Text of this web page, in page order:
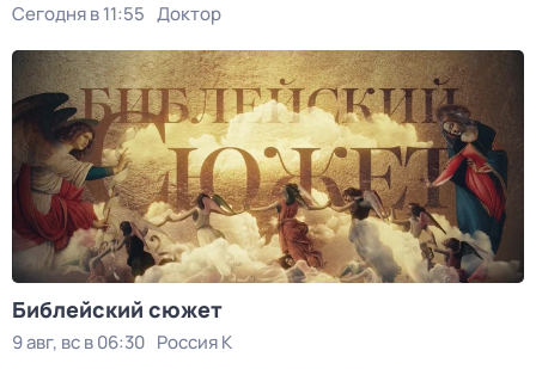
Сегодня в 11:55 Доктор
Библейский сюжет
9 авг, вс в 06:30 Россия К